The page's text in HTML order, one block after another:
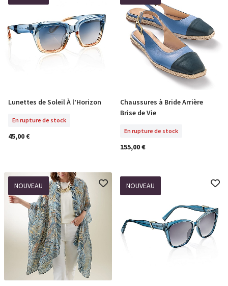
En Rupture De Stock
Lunettes de Soleil À l’Horizon
En rupture de stock
45,00 €
Sélectionner Tailles
Chaussures à Bride Arrière
Brise de Vie
En rupture de stock
155,00 €
NOUVEAU NOUVEAU